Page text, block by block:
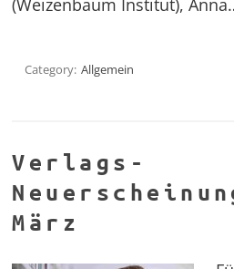
Category: Allgemein
Verlags-
März